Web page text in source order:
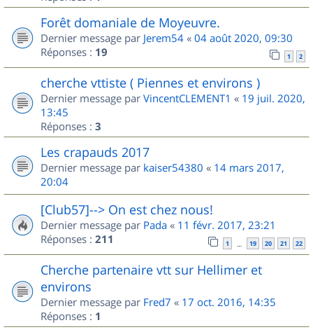
Forêt domaniale de Moyeuvre.
Dernier message par Jerem54 « 04 août 2020, 09:30
Réponses : 19 1 2
cherche vttiste ( Piennes et environs )
Dernier message par VincentCLEMENT1 « 19 juil. 2020,
13:45
Réponses : 3
Les crapauds 2017
Dernier message par kaiser54380 « 14 mars 2017,
20:04
[Club57]--> On est chez nous!
Dernier message par Pada « 11 févr. 2017, 23:21
Réponses : 211 1 … 19 20 21 22
Cherche partenaire vtt sur Hellimer et
environs
Dernier message par Fred7 « 17 oct. 2016, 14:35
Réponses : 1